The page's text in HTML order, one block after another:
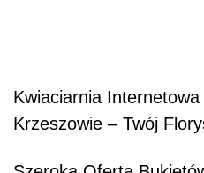
Kwiaciarnia Internetowa
Krzeszowie – Twój